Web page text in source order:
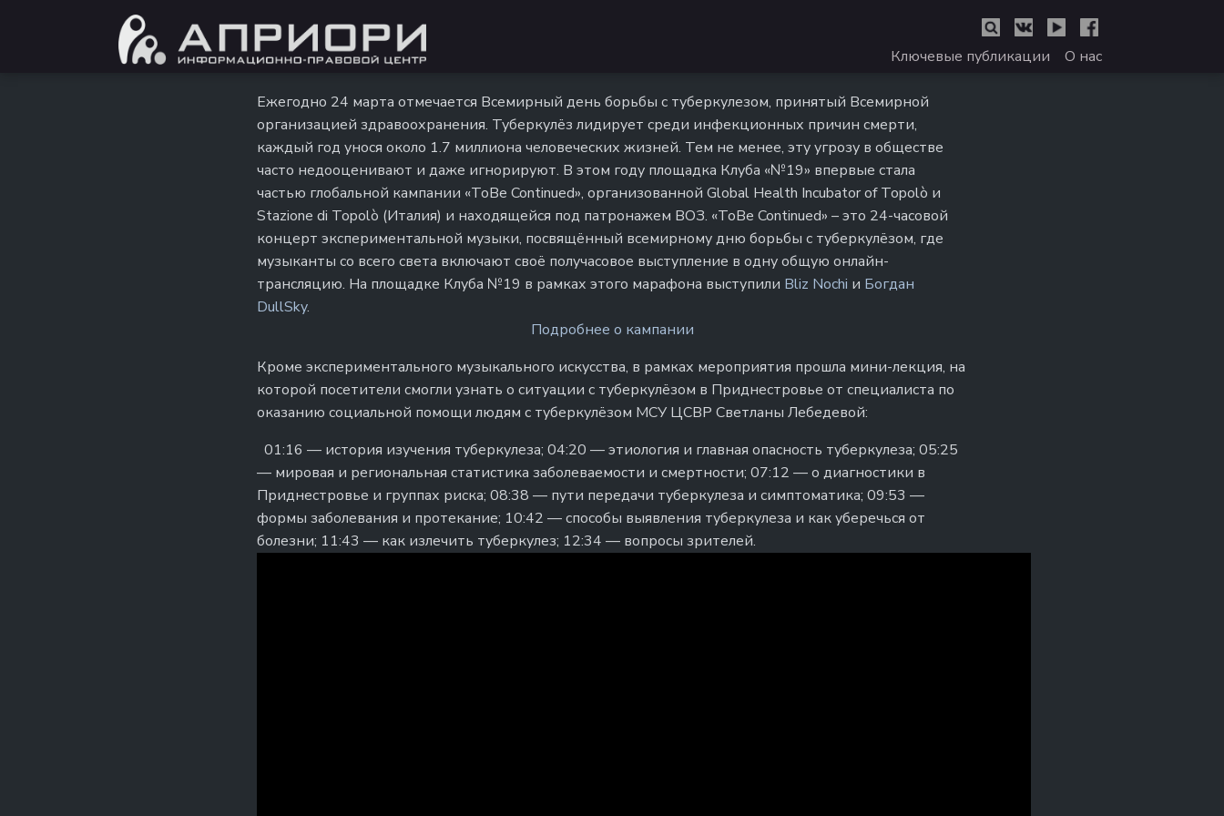
Ключевые публикации О нас
Ежегодно 24 марта отмечается Всемирный день борьбы с туберкулезом, принятый Всемирной
организацией здравоохранения. Туберкулёз лидирует среди инфекционных причин смерти,
каждый год унося около 1.7 миллиона человеческих жизней. Тем не менее, эту угрозу в обществе
часто недооценивают и даже игнорируют. В этом году площадка Клуба «№19» впервые стала
частью глобальной кампании «ToBe Continued», организованной Global Health Incubator of Topolò и
Stazione di Topolò (Италия) и находящейся под патронажем ВОЗ. «ToBe Continued» – это 24-часовой
концерт экспериментальной музыки, посвящённый всемирному дню борьбы с туберкулёзом, где
музыканты со всего света включают своё получасовое выступление в одну общую онлайн-
трансляцию. На площадке Клуба №19 в рамках этого марафона выступили Bliz Nochi и Богдан
DullSky.
Подробнее о кампании
Кроме экспериментального музыкального искусства, в рамках мероприятия прошла мини-лекция, на
которой посетители смогли узнать о ситуации с туберкулёзом в Приднестровье от специалиста по
оказанию социальной помощи людям с туберкулёзом МСУ ЦСВР Светланы Лебедевой:
01:16 — история изучения туберкулеза; 04:20 — этиология и главная опасность туберкулеза; 05:25
— мировая и региональная статистика заболеваемости и смертности; 07:12 — о диагностики в
Приднестровье и группах риска; 08:38 — пути передачи туберкулеза и симптоматика; 09:53 —
формы заболевания и протекание; 10:42 — способы выявления туберкулеза и как уберечься от
болезни; 11:43 — как излечить туберкулез; 12:34 — вопросы зрителей.